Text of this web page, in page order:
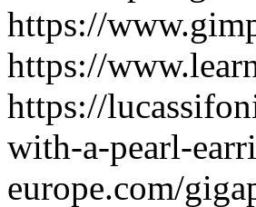
https://
https://
https://
with-a-pearl-
europe.com/